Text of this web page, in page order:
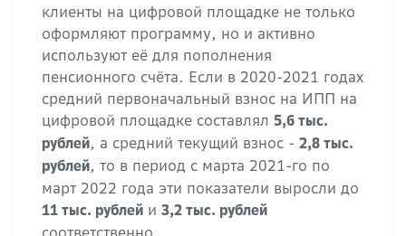
клиенты на цифровой площадке не только
оформляют программу, но и активно
используют её для пополнения
пенсионного счёта. Если в 2020-2021 годах
средний первоначальный взнос на ИПП на
цифровой площадке составлял 5,6 тыс.
рублей, а средний текущий взнос - 2,8 тыс.
рублей, то в период с марта 2021-го по
март 2022 года эти показатели выросли до
11 тыс. рублей и 3,2 тыс. рублей
соответственно.